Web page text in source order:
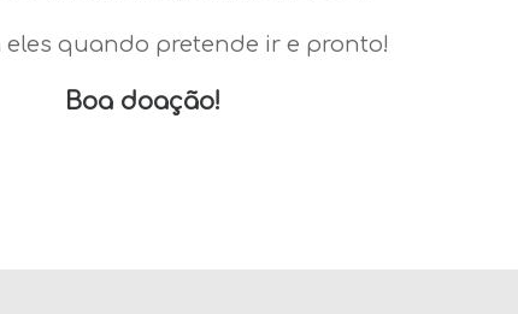
eles quando pretende ir e pronto!
Boa doação!